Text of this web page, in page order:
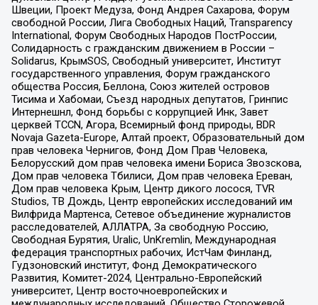
Швеции, Проект Медуза, Фонд Андрея Сахарова, Форум
свободной России, Лига Свободных Наций, Transparеncy
International, Форум Свободных Народов ПостРоссии,
Солидарность с гражданским движением в России –
Solidarus, КрымSOS, Свободный университет, Институт
государственного управления, Форум гражданского
общества Россия, Беллона, Союз жителей островов
Тисима и Хабомаи, Съезд народных депутатов, Гринпис
Интернешнл, Фонд борьбы с коррупцией Инк, Завет
церквей TCCN, Агора, Всемирный фонд природы, BDR
Novaja Gazeta-Europe, Алтай проект, Образовательный дом
прав человека Чернигов, Фонд Дом Прав Человека,
Белорусский дом прав человека имени Бориса Звозскова,
Дом прав человека Тбилиси, Дом прав человека Ереван,
Дом прав человека Крым, Центр дикого лосося, TVR
Studios, ТВ Дождь, Центр европейских исследований им
Вилфрида Мартенса, Сетевое объединение журналистов
расследователей, АЛЛАТРА, За свободную Россию,
Свободная Бурятия, Uralic, UnKremlin, Международная
федерация транспортных рабочих, ИстЧам Финланд,
Гудзоновский институт, Фонд Демократического
Развития, Комитет-2024, Центрально-Европейский
университет, Центр восточноевропейских и